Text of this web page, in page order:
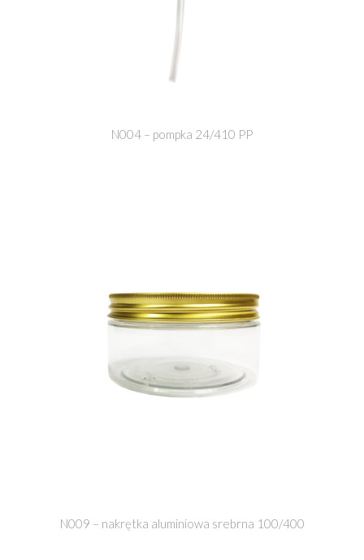
N004 – pompka 24/410 PP
N009 – nakrętka aluminiowa srebrna 100/400